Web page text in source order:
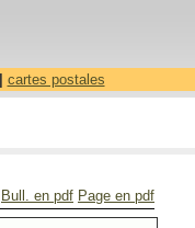
cartes postales
Bull. en pdf Page en pdf